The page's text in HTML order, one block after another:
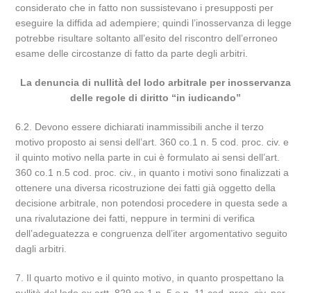
considerato che in fatto non sussistevano i presupposti per
eseguire la diffida ad adempiere; quindi l’inosservanza di legge
potrebbe risultare soltanto all’esito del riscontro dell’erroneo
esame delle circostanze di fatto da parte degli arbitri.
La denuncia di nullità del lodo arbitrale per inosservanza
delle regole di diritto “in iudicando”
6.2. Devono essere dichiarati inammissibili anche il terzo
motivo proposto ai sensi dell’art. 360 co.1 n. 5 cod. proc. civ. e
il quinto motivo nella parte in cui è formulato ai sensi dell’art.
360 co.1 n.5 cod. proc. civ., in quanto i motivi sono finalizzati a
ottenere una diversa ricostruzione dei fatti già oggetto della
decisione arbitrale, non potendosi procedere in questa sede a
una rivalutazione dei fatti, neppure in termini di verifica
dell’adeguatezza e congruenza dell’iter argomentativo seguito
dagli arbitri.
7. Il quarto motivo e il quinto motivo, in quanto prospettano la